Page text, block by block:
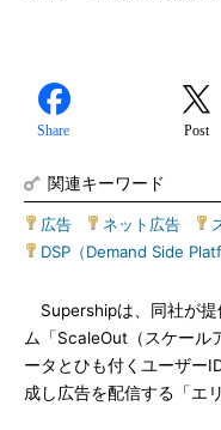
Share Post
関連キーワード
広告 ネット広告
DSP（Demand Side
Supershipは、同社が提
ム「ScaleOut（スケール
ータとひも付くユーザー
成し広告を配信する「エ